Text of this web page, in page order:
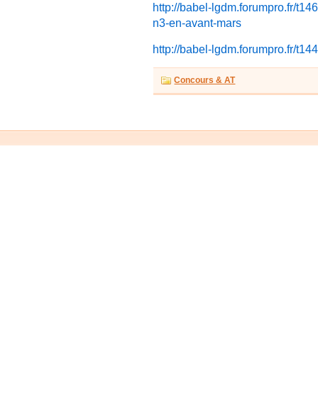
http://babel-lgdm.forumpro.fr/
n3-en-avant-mars
http://babel-lgdm.forumpro.fr/
Concours & AT